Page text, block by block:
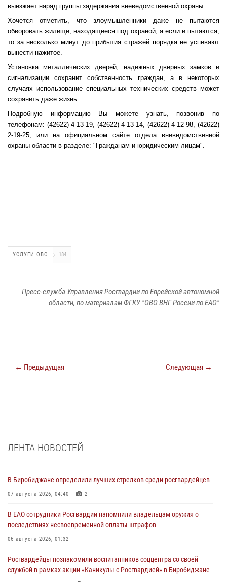
выезжает наряд группы задержания вневедомственной охраны.
Хочется отметить, что злоумышленники даже не пытаются
обворовать жилище, находящееся под охраной, а если и пытаются,
то за несколько минут до прибытия стражей порядка не успевают
вынести нажитое.
Установка металлических дверей, надежных дверных замков и
сигнализации сохранит собственность граждан, а в некоторых
случаях использование специальных технических средств может
сохранить даже жизнь.
Подробную информацию Вы можете узнать, позвонив по
телефонам: (42622) 4-13-19, (42622) 4-13-14, (42622) 4-12-98, (42622)
2-19-25, или на официальном сайте отдела вневедомственной
охраны области в разделе: "Гражданам и юридическим лицам".
УСЛУГИ ОВО 184
Пресс-служба Управления Росгвардии по Еврейской автономной
области, по материалам ФГКУ "ОВО ВНГ России по ЕАО"
← Предыдущая Следующая →
ЛЕНТА НОВОСТЕЙ
В Биробиджане определили лучших стрелков среди росгвардейцев
07 августа 2026, 04:40 2
В ЕАО сотрудники Росгвардии напомнили владельцам оружия о
последствиях несвоевременной оплаты штрафов
06 августа 2026, 01:32
Росгвардейцы познакомили воспитанников соццентра со своей
службой в рамках акции «Каникулы с Росгвардией» в Биробиджане